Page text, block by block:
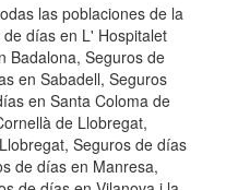
las poblaciones de la
días en L' Hospitalet
Badalona, Seguros de
en Sabadell, Seguros
en Santa Coloma de
de Llobregat,
Seguros de días
de días en Manresa,